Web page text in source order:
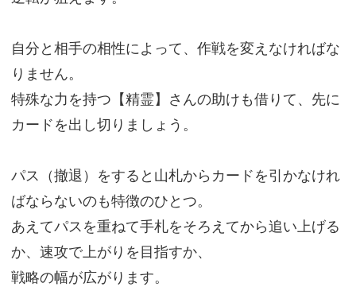
自分と相手の相性によって、作戦を変えなければな
りません。
特殊な力を持つ【精霊】さんの助けも借りて、先に
カードを出し切りましょう。
パス（撤退）をすると山札からカードを引かなけれ
ばならないのも特徴のひとつ。
あえてパスを重ねて手札をそろえてから追い上げる
か、速攻で上がりを目指すか、
戦略の幅が広がります。